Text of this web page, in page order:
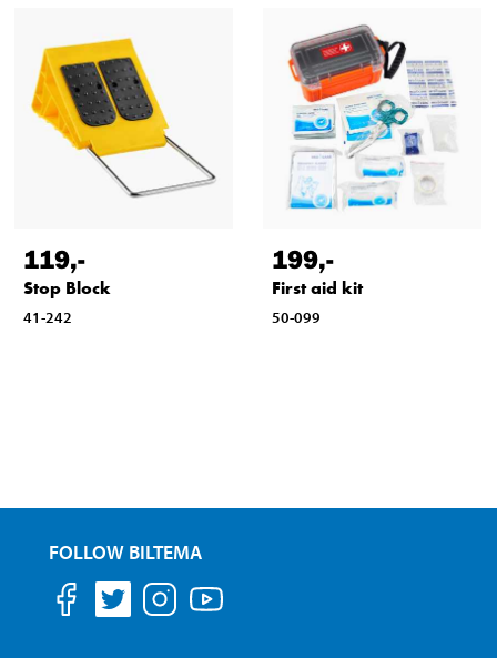
119,-
Stop Block
41-242
199,-
First aid kit
50-099
FOLLOW BILTEMA